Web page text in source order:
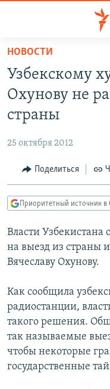
упрощенного
доступа
Вернуться
основному
Вернутся
Вернутся
поиску
ПРОГРАММЫ
АВТОРСКИЕ ПРОЕКТЫ
МНЕНИЯ
КУЛЬТУРА
КАВКАЗ.РЕАЛИИ
СЕВЕР.РЕАЛИИ
СИБИРЬ.РЕАЛИИ
ПОДПИШИТЕСЬ НА
НОВОСТИ
Узбекскому
Охунову не
страны
25 октября 2012
Поделиться
Приоритетный источник в
Власти Узбекистана
на выезд из страны
Вячеславу Охунову.
Как сообщила
радиостанции,
такого решения.
так называемые
чтобы некоторые
государственные